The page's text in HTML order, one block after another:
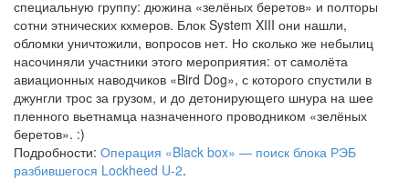
специальную группу: дюжина «зелёных беретов» и полторы
сотни этнических кхмеров. Блок System XIII они нашли,
обломки уничтожили, вопросов нет. Но сколько же небылиц
насочиняли участники этого мероприятия: от самолёта
авиационных наводчиков «Bird Dog», с которого спустили в
джунгли трос за грузом, и до детонирующего шнура на шее
пленного вьетнамца назначенного проводником «зелёных
беретов». :)
Подробности: Операция «Black box» — поиск блока РЭБ
разбившегося Lockheed U-2.